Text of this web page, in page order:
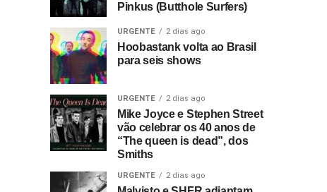
Pinkus (Butthole Surfers)
URGENTE 2 dias ago
Hoobastank volta ao Brasil
para seis shows
URGENTE 2 dias ago
Mike Joyce e Stephen Street
vão celebrar os 40 anos de
“The queen is dead”, dos
Smiths
URGENTE 2 dias ago